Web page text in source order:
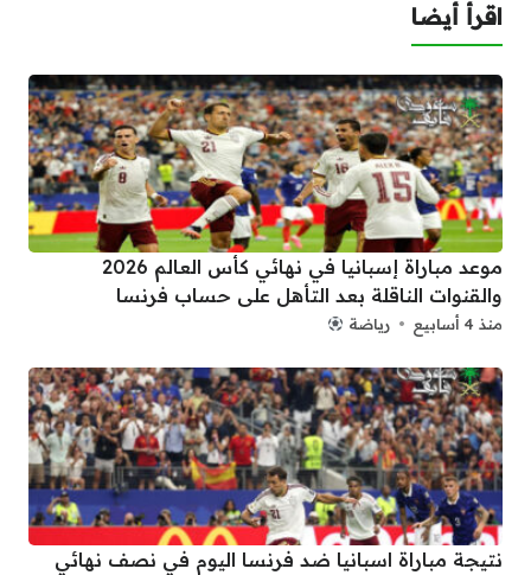
اقرأ أيضا
موعد مباراة إسبانيا في نهائي كأس العالم 2026
والقنوات الناقلة بعد التأهل على حساب فرنسا
منذ 4 أسابيع رياضة
نتيجة مباراة اسبانيا ضد فرنسا اليوم في نصف نهائي